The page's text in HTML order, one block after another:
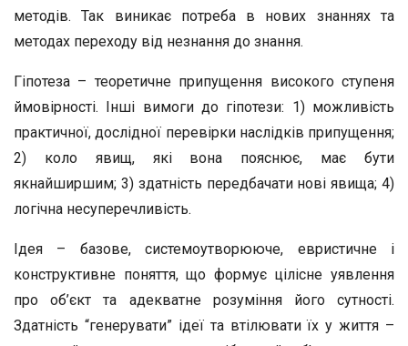
методів. Так виникає потреба в нових знаннях та
методах переходу від незнання до знання.
Гіпотеза – теоретичне припущення високого ступеня
ймовірності. Інші вимоги до гіпотези: 1) можливість
практичної, дослідної перевірки наслідків припущення;
2) коло явищ, які вона пояснює, має бути
якнайширшим; 3) здатність передбачати нові явища; 4)
логічна несуперечливість.
Ідея – базове, системоутворююче, евристичне і
конструктивне поняття, що формує цілісне уявлення
про об’єкт та адекватне розуміння його сутності.
Здатність “генерувати” ідеї та втілювати їх у життя –